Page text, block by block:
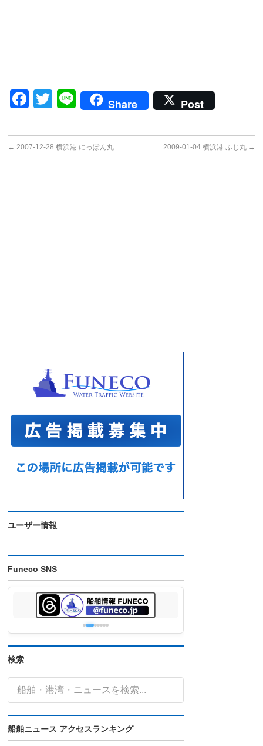
Facebook
Twitter
LineShare Post
← 2007-12-28 横浜港 にっぽん丸 2009-01-04 横浜港 ふじ丸 →
ユーザー情報
Funeco SNS
検索
船舶ニュース アクセスランキング